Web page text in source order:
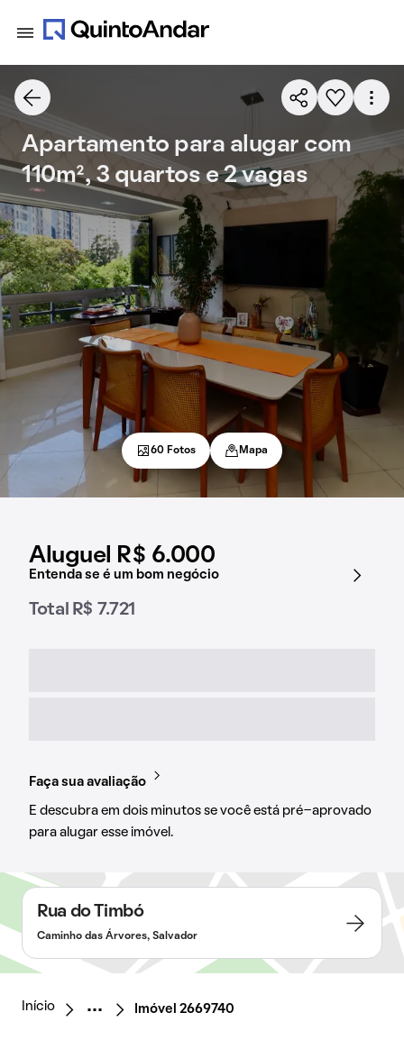
Aluguel R$ 6.000
Entenda se é um bom negócio
Total R$ 7.721
Faça sua avaliação
E descubra em dois minutos se você está pré-aprovado
para alugar esse imóvel.
Apartamento para alugar com
110m², 3 quartos e 2 vagas
60 Fotos Mapa
Rua do Timbó
Caminho das Árvores, Salvador
Início Imóvel 2669740